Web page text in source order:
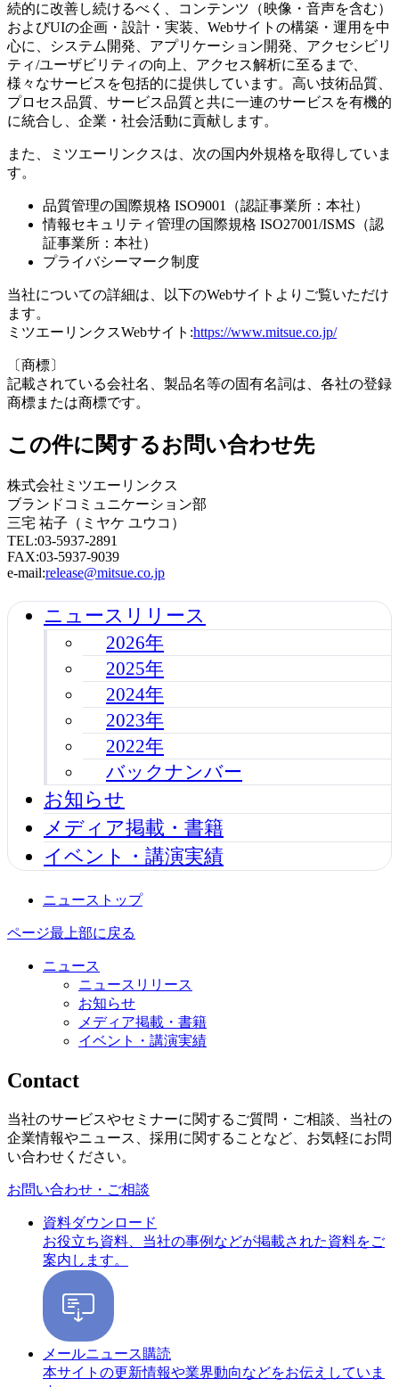
続的に改善し続けるべく、コンテンツ（映像・音声を含む）
およびUIの企画・設計・実装、Webサイトの構築・運用を中
心に、システム開発、アプリケーション開発、アクセシビリ
ティ/ユーザビリティの向上、アクセス解析に至るまで、
様々なサービスを包括的に提供しています。高い技術品質、
プロセス品質、サービス品質と共に一連のサービスを有機的
に統合し、企業・社会活動に貢献します。
また、ミツエーリンクスは、次の国内外規格を取得していま
す。
品質管理の国際規格 ISO9001（認証事業所：本社）
情報セキュリティ管理の国際規格 ISO27001/ISMS（認
証事業所：本社）
プライバシーマーク制度
当社についての詳細は、以下のWebサイトよりご覧いただけ
ます。
ミツエーリンクスWebサイト:https://www.mitsue.co.jp/
〔商標〕
記載されている会社名、製品名等の固有名詞は、各社の登録
商標または商標です。
この件に関するお問い合わせ先
株式会社ミツエーリンクス
ブランドコミュニケーション部
三宅 祐子（ミヤケ ユウコ）
TEL:03-5937-2891
FAX:03-5937-9039
e-mail:release@mitsue.co.jp
ニュースリリース
2026年
2025年
2024年
2023年
2022年
バックナンバー
お知らせ
メディア掲載・書籍
イベント・講演実績
ニューストップ
ページ最上部に戻る
ニュース
ニュースリリース
お知らせ
メディア掲載・書籍
イベント・講演実績
Contact
当社のサービスやセミナーに関するご質問・ご相談、当社の
企業情報やニュース、採用に関することなど、お気軽にお問
い合わせください。
お問い合わせ・ご相談
資料ダウンロード
お役立ち資料、当社の事例などが掲載された資料をご
案内します。
メールニュース購読
本サイトの更新情報や業界動向などをお伝えしていま